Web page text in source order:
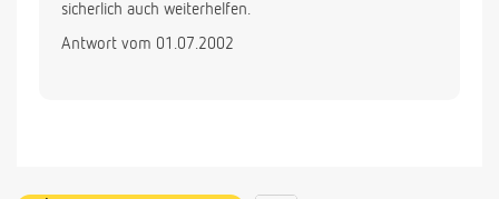
sicherlich auch weiterhelfen.
Antwort vom 01.07.2002